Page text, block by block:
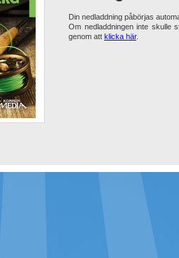
Din nedladdning påbörjas
Om nedladdningen inte skulle
genom att klicka här.